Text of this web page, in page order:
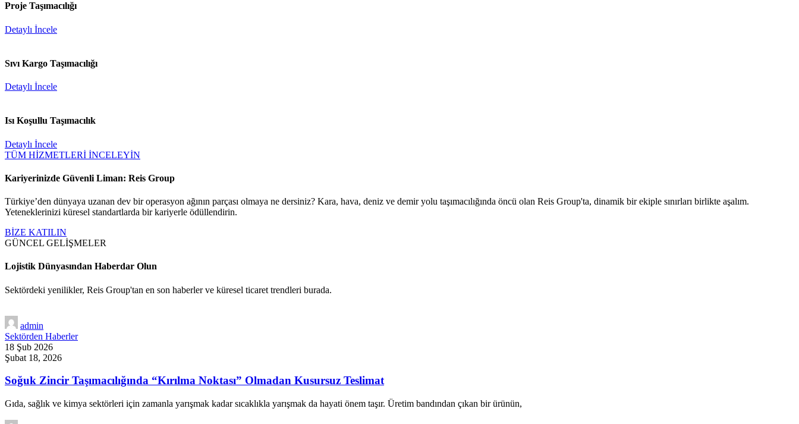
Proje Taşımacılığı
Detaylı İncele
Sıvı Kargo Taşımacılığı
Detaylı İncele
Isı Koşullu Taşımacılık
Detaylı İncele
TÜM HİZMETLERİ İNCELEYİN
Kariyerinizde Güvenli Liman: Reis Group
Türkiye’den dünyaya uzanan dev bir operasyon ağının parçası olmaya ne dersiniz? Kara, hava, deniz ve demir yolu taşımacılığında öncü olan Reis Group'ta, dinamik bir ekiple sınırları birlikte aşalım.
Yeteneklerinizi küresel standartlarda bir kariyerle ödüllendirin.
BİZE KATILIN
GÜNCEL GELİŞMELER
Lojistik Dünyasından Haberdar Olun
Sektördeki yenilikler, Reis Group'tan en son haberler ve küresel ticaret trendleri burada.
admin
Sektörden Haberler
18 Şub 2026
Şubat 18, 2026
Soğuk Zincir Taşımacılığında “Kırılma Noktası” Olmadan Kusursuz Teslimat
Gıda, sağlık ve kimya sektörleri için zamanla yarışmak kadar sıcaklıkla yarışmak da hayati önem taşır. Üretim bandından çıkan bir ürünün,